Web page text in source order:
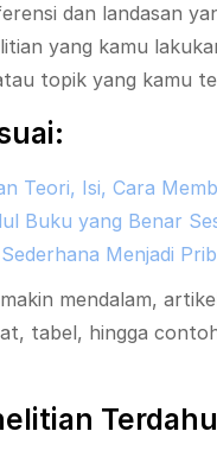
dan landasan
yang kamu
topik yang kamu
Teori, Isi, Cara
Buku yang Benar
Menjadi
mendalam,
tabel, hingga